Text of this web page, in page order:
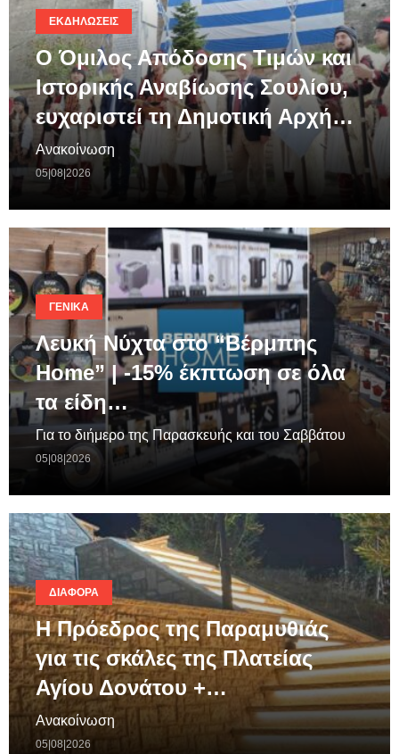
ΕΚΔΗΛΏΣΕΙΣ
Ο Όμιλος Απόδοσης Τιμών και
Ιστορικής Αναβίωσης Σουλίου,
ευχαριστεί τη Δημοτική Αρχή…
Ανακοίνωση
05|08|2026
ΓΕΝΙΚΆ
Λευκή Νύχτα στο “Βέρμπης
Home” | -15% έκπτωση σε όλα
τα είδη…
Για το διήμερο της Παρασκευής και του Σαββάτου
05|08|2026
ΔΙΆΦΟΡΑ
Η Πρόεδρος της Παραμυθιάς
για τις σκάλες της Πλατείας
Αγίου Δονάτου +…
Ανακοίνωση
05|08|2026